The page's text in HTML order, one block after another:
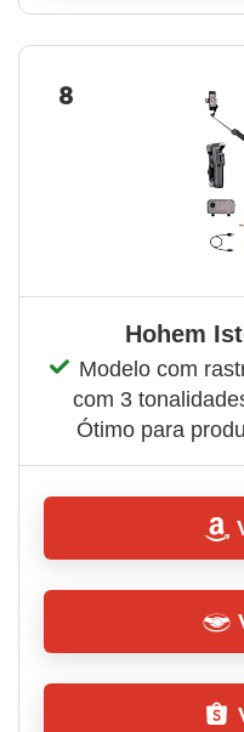
8
Hohem
Modelo com
com 3
Ótimo para